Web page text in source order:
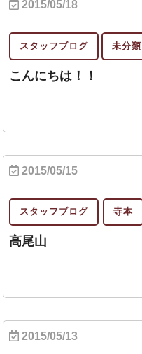
2015/05/18
スタッフブログ 未分類
こんにちは！！
2015/05/15
スタッフブログ 寺本
高尾山
2015/05/13